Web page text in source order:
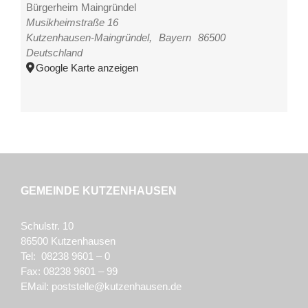
Bürgerheim Maingründel
Musikheimstraße 16
Kutzenhausen-Maingründel, Bayern
86500
Deutschland
Google Karte anzeigen
GEMEINDE KUTZENHAUSEN
Schulstr. 10
86500 Kutzenhausen
Tel: 08238 9601 – 0
Fax: 08238 9601 – 99
EMail: poststelle@kutzenhausen.de